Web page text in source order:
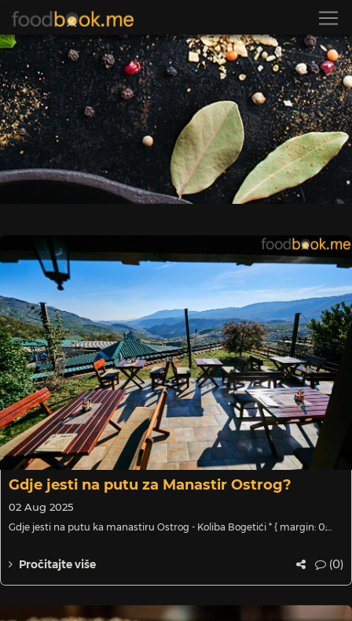
Gdje jesti na putu za Manastir Ostrog?
02 Aug 2025
Gdje jesti na putu ka manastiru Ostrog - Koliba Bogetići * { margin: 0;...
Pročitajte više (0)